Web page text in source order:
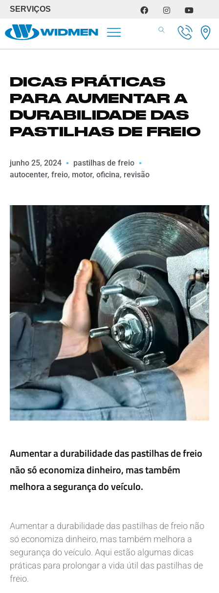
SERVIÇOS
DICAS PRÁTICAS
PARA AUMENTAR A
DURABILIDADE DAS
PASTILHAS DE FREIO
junho 25, 2024
pastilhas de freio
autocenter, freio, motor, oficina, revisão
Aumentar a durabilidade das pastilhas de freio
não só economiza dinheiro, mas também
melhora a segurança do veículo.
Aumentar a durabilidade das pastilhas de freio não
só economiza dinheiro, mas também melhora a
segurança do veículo. Aqui estão algumas dicas
práticas para prolongar a vida útil das pastilhas de
freio.